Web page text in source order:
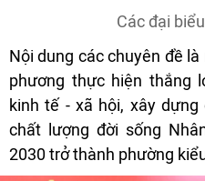
Các đại
Nội dung các chuyên đề
phương thực hiện thắng
kinh tế - xã hội, xây
chất lượng đời sống
2030 trở thành phường